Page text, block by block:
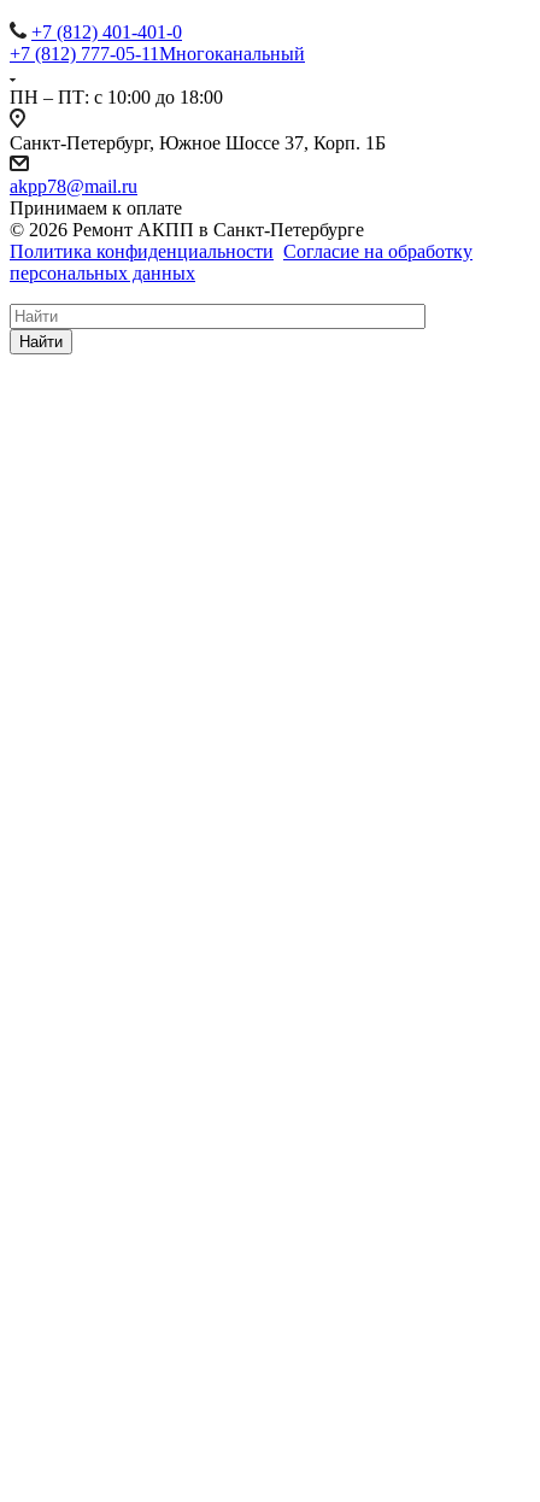
+7 (812) 401-401-0
+7 (812) 777-05-11Многоканальный
ПН – ПТ: с 10:00 до 18:00
Санкт-Петербург, Южное Шоссе 37, Корп. 1Б
akpp78@mail.ru
Принимаем к оплате
© 2026 Ремонт АКПП в Санкт-Петербурге
Политика конфиденциальности Согласие на обработку
персональных данных
Найти